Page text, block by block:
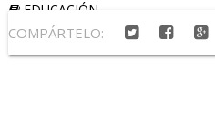
EDUCACIÓN
COMPÁRTELO: